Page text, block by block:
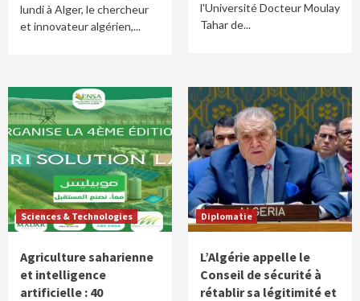
lundi à Alger, le chercheur
et innovateur algérien,...
l'Université Docteur Moulay
Tahar de...
Sciences & Technologies
Agriculture saharienne
et intelligence
artificielle : 40
Diplomatie
L’Algérie appelle le
Conseil de sécurité à
rétablir sa légitimité et